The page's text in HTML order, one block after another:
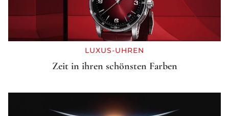
LUXUS-UHREN
Zeit in ihren schönsten Farben